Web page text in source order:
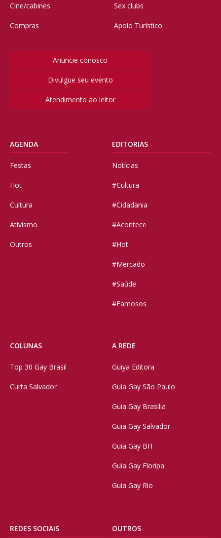
Cine/cabines
Compras
Sex clubs
Apoio Turístico
Anuncie conosco
Divulgue seu evento
Atendimento ao leitor
AGENDA
Festas
Hot
Cultura
Ativismo
Outros
EDITORIAS
Notícias
#Cultura
#Cidadania
#Acontece
#Hot
#Mercado
#Saúde
#Famosos
COLUNAS
Top 30 Gay Brasil
Curta Salvador
A REDE
Guiya Editora
Guia Gay São Paulo
Guia Gay Brasilia
Guia Gay Salvador
Guia Gay BH
Guia Gay Floripa
Guia Gay Rio
REDES SOCIAIS OUTROS